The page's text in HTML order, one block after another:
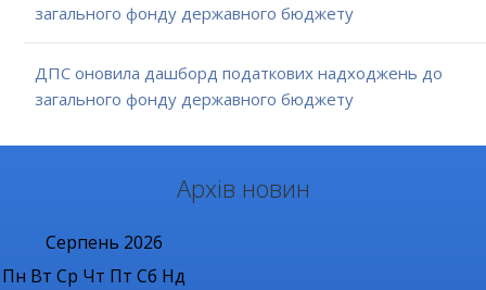
загального фонду державного бюджету
ДПС оновила дашборд податкових надходжень до
загального фонду державного бюджету
Архів новин
Серпень 2026
Пн Вт Ср Чт Пт Сб Нд